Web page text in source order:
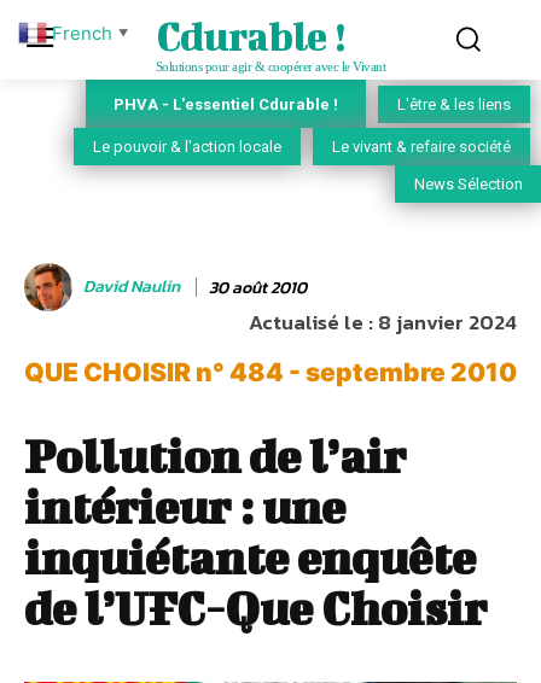
Cdurable !
Solutions pour agir & coopérer avec le Vivant
PHVA - L'essentiel Cdurable ! L'être & les liens
Le pouvoir & l'action locale Le vivant & refaire société
News Sélection
David Naulin 30 août 2010
Actualisé le :8 janvier 2024
QUE CHOISIR n° 484 - septembre 2010
Pollution de l’air
intérieur : une
inquiétante enquête
de l’UFC-Que Choisir
French ▼